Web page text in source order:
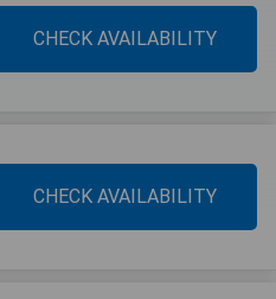
CHECK AVAILABILITY
CHECK AVAILABILITY